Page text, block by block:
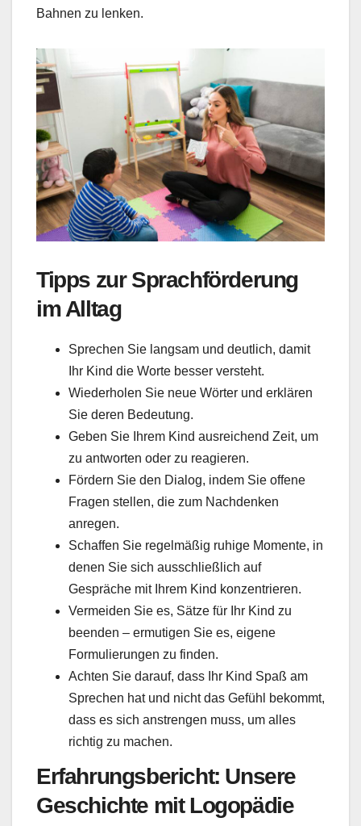
Bahnen zu lenken.
Tipps zur Sprachförderung
im Alltag
Sprechen Sie langsam und deutlich, damit
Ihr Kind die Worte besser versteht.
Wiederholen Sie neue Wörter und erklären
Sie deren Bedeutung.
Geben Sie Ihrem Kind ausreichend Zeit, um
zu antworten oder zu reagieren.
Fördern Sie den Dialog, indem Sie offene
Fragen stellen, die zum Nachdenken
anregen.
Schaffen Sie regelmäßig ruhige Momente, in
denen Sie sich ausschließlich auf
Gespräche mit Ihrem Kind konzentrieren.
Vermeiden Sie es, Sätze für Ihr Kind zu
beenden – ermutigen Sie es, eigene
Formulierungen zu finden.
Achten Sie darauf, dass Ihr Kind Spaß am
Sprechen hat und nicht das Gefühl bekommt,
dass es sich anstrengen muss, um alles
richtig zu machen.
Erfahrungsbericht: Unsere
Geschichte mit Logopädie